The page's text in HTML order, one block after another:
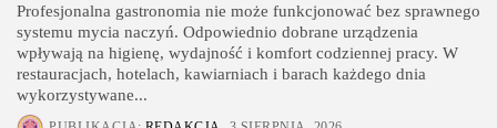
Profesjonalna gastronomia nie może funkcjonować bez sprawnego
systemu mycia naczyń. Odpowiednio dobrane urządzenia
wpływają na higienę, wydajność i komfort codziennej pracy. W
restauracjach, hotelach, kawiarniach i barach każdego dnia
wykorzystywane...